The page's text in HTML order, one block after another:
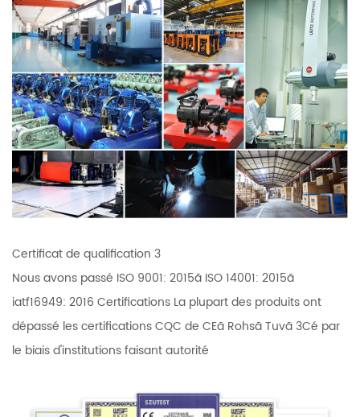
Certificat de qualification 3
Nous avons passé ISO 9001: 2015ã ISO 14001: 2015ã
iatf16949: 2016 Certifications La plupart des produits ont
dépassé les certifications CQC de CEã Rohsã Tuvã 3Cé par
le biais d'institutions faisant autorité